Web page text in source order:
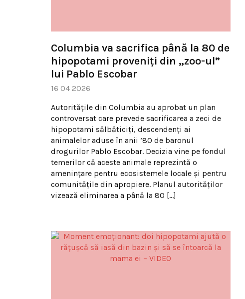
Columbia va sacrifica până la 80 de
hipopotami proveniți din „zoo-ul”
lui Pablo Escobar
16 04 2026
Autoritățile din Columbia au aprobat un plan
controversat care prevede sacrificarea a zeci de
hipopotami sălbăticiți, descendenți ai
animalelor aduse în anii ’80 de baronul
drogurilor Pablo Escobar. Decizia vine pe fondul
temerilor că aceste animale reprezintă o
amenințare pentru ecosistemele locale și pentru
comunitățile din apropiere. Planul autorităților
vizează eliminarea a până la 80 […]